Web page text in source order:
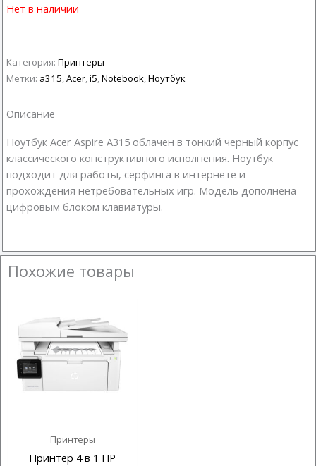
Нет в наличии
Категория: Принтеры
Метки: a315,Acer,i5,Notebook,Ноутбук
Описание
Ноутбук Acer Aspire A315 облачен в тонкий черный корпус
классического конструктивного исполнения. Ноутбук
подходит для работы, серфинга в интернете и
прохождения нетребовательных игр. Модель дополнена
цифровым блоком клавиатуры.
Похожие товары
Принтеры
Принтер 4 в 1 HP